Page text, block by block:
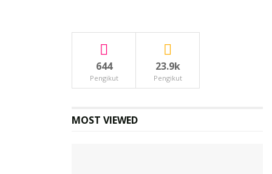
644
Pengikut
23.9k
Pengikut
MOST VIEWED